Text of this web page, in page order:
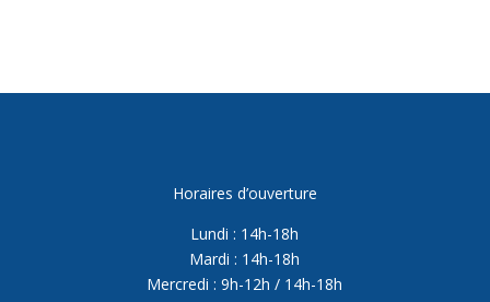
Horaires d’ouverture
Lundi : 14h-18h
Mardi : 14h-18h
Mercredi : 9h-12h / 14h-18h